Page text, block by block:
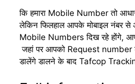
कि हमारा Mobile Number तो
लेकिन फिलहाल आपके मोबाइल नंबर से
Mobile Numbers दिख रहे होंगे,
जहां पर आपको Request number
डालेंगे डालने के बाद Tafcop